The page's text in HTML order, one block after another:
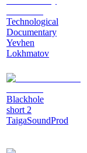
Technological
Documentary
Yevhen
Lokhmatov
Blackhole
short 2
TaigaSoundProd